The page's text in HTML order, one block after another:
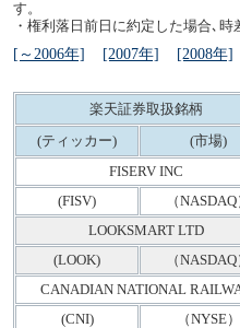
す。
・権利落日前日に約定した場合､
[～2006年] [2007年] [2008年]
楽天証券取扱銘柄
(ティッカー)
(市場)
FISERV INC
(FISV)
（NASDAQ
LOOKSMART LTD
(LOOK)
（NASDAQ
CANADIAN NATIONAL
(CNI)
（NYSE）